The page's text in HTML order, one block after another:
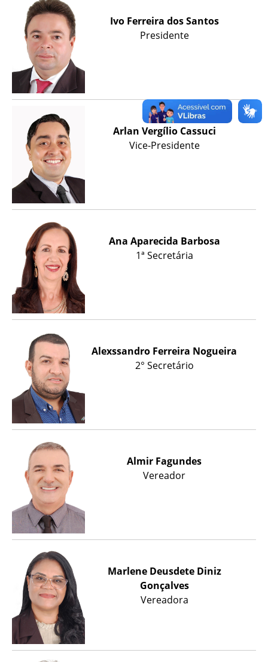
Ivo Ferreira dos Santos
Presidente
Arlan Vergílio Cassuci
Vice-Presidente
Ana Aparecida Barbosa
1ª Secretária
Alexssandro Ferreira Nogueira
2° Secretário
Almir Fagundes
Vereador
Marlene Deusdete Diniz
Gonçalves
Vereadora